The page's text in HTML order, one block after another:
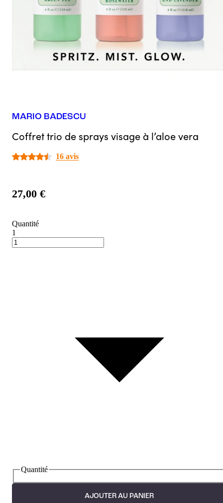
MARIO BADESCU
Coffret trio de sprays visage à l’aloe vera
16 avis
27,00 €
Quantité
1
Quantité
AJOUTER AU PANIER